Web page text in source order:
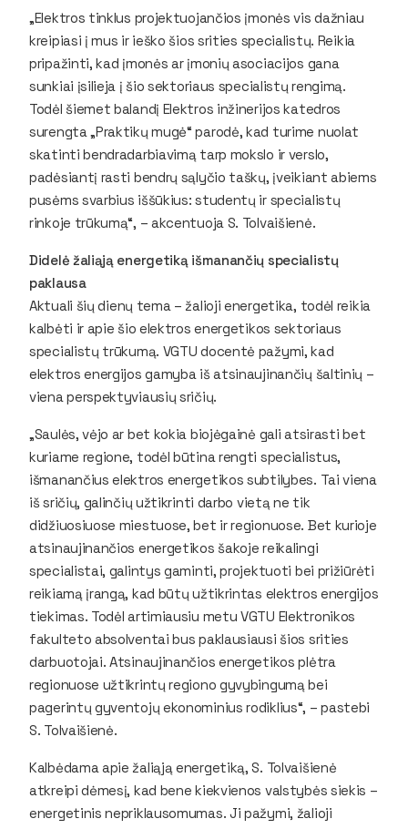
„Elektros tinklus projektuojančios įmonės vis dažniau
kreipiasi į mus ir ieško šios srities specialistų. Reikia
pripažinti, kad įmonės ar įmonių asociacijos gana
sunkiai įsilieja į šio sektoriaus specialistų rengimą.
Todėl šiemet balandį Elektros inžinerijos katedros
surengta „Praktikų mugė“ parodė, kad turime nuolat
skatinti bendradarbiavimą tarp mokslo ir verslo,
padėsiantį rasti bendrų sąlyčio taškų, įveikiant abiems
pusėms svarbius iššūkius: studentų ir specialistų
rinkoje trūkumą“, – akcentuoja S. Tolvaišienė.
Didelė žaliąją energetiką išmanančių specialistų
paklausa
Aktuali šių dienų tema – žalioji energetika, todėl reikia
kalbėti ir apie šio elektros energetikos sektoriaus
specialistų trūkumą. VGTU docentė pažymi, kad
elektros energijos gamyba iš atsinaujinančių šaltinių –
viena perspektyviausių sričių.
„Saulės, vėjo ar bet kokia biojėgainė gali atsirasti bet
kuriame regione, todėl būtina rengti specialistus,
išmanančius elektros energetikos subtilybes. Tai viena
iš sričių, galinčių užtikrinti darbo vietą ne tik
didžiuosiuose miestuose, bet ir regionuose. Bet kurioje
atsinaujinančios energetikos šakoje reikalingi
specialistai, galintys gaminti, projektuoti bei prižiūrėti
reikiamą įrangą, kad būtų užtikrintas elektros energijos
tiekimas. Todėl artimiausiu metu VGTU Elektronikos
fakulteto absolventai bus paklausiausi šios srities
darbuotojai. Atsinaujinančios energetikos plėtra
regionuose užtikrintų regiono gyvybingumą bei
pagerintų gyventojų ekonominius rodiklius“, – pastebi
S. Tolvaišienė.
Kalbėdama apie žaliąją energetiką, S. Tolvaišienė
atkreipi dėmesį, kad bene kiekvienos valstybės siekis –
energetinis nepriklausomumas. Ji pažymi, žalioji